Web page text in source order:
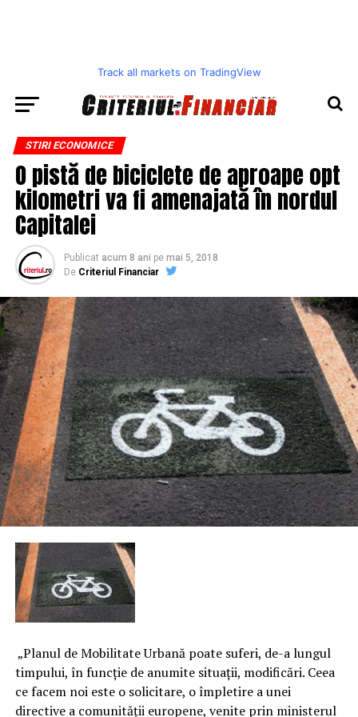
Track all markets on TradingView
STIRI ECONOMICE
O pistă de biciclete de aproape opt
kilometri va fi amenajată în nordul
Capitalei
Publicat acum 8 ani pe mai 5, 2018
De Criteriul Financiar
„Planul de Mobilitate Urbană poate suferi, de-a lungul
timpului, în funcţie de anumite situaţii, modificări. Ceea
ce facem noi este o solicitare, o împletire a unei
directive a comunităţii europene, venite prin ministerul